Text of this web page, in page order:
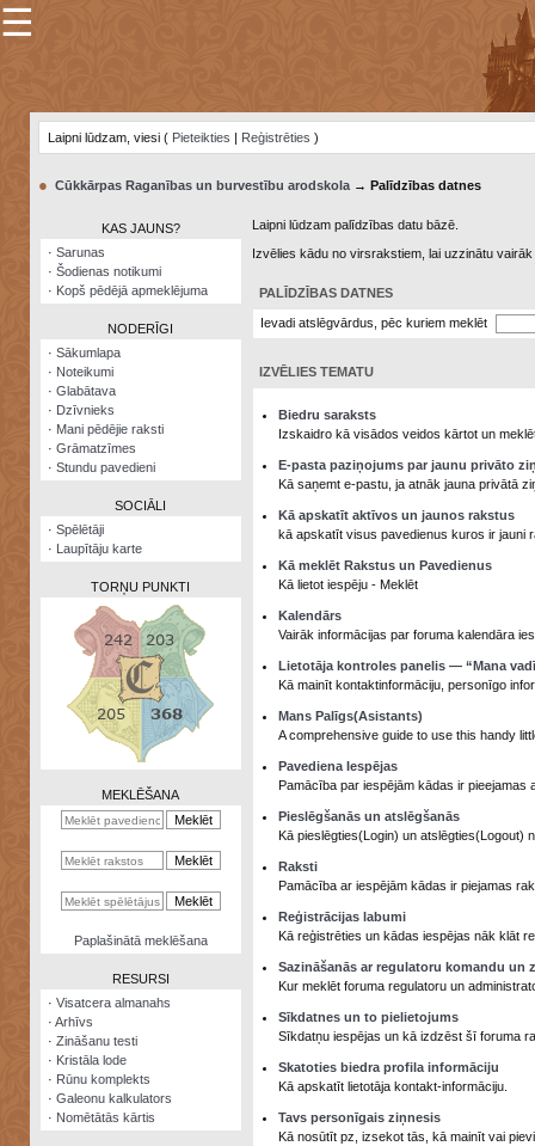
×
Šodienas
notikumi
Visatcera
almanahs
Arhīvs
Zināšanu
kalkulators
Nomētātās
☰
Laipni lūdzam, viesi ( Pieteikties | Reģistrēties )
● Cūkkārpas Raganības un burvestību arodskola→ Palīdzības datnes
KAS JAUNS?
· Sarunas
· Šodienas notikumi
· Kopš pēdējā apmeklējuma
NODERĪGI
· Sākumlapa
· Noteikumi
· Glabātava
· Dzīvnieks
· Mani pēdējie raksti
· Grāmatzīmes
· Stundu pavedieni
SOCIĀLI
· Spēlētāji
· Laupītāju karte
TORŅU PUNKTI
MEKLĒŠANA
Paplašinātā meklēšana
RESURSI
· Visatcera almanahs
· Arhīvs
· Zināšanu testi
· Kristāla lode
· Rūnu komplekts
· Galeonu kalkulators
· Nomētātās kārtis
Laipni lūdzam palīdzības datu bāzē.
Izvēlies kādu no virsrakstiem, lai uzzinātu
PALĪDZĪBAS DATNES
Ievadi atslēgvārdus, pēc kuriem meklēt
IZVĒLIES TEMATU
Biedru saraksts
Izskaidro kā visādos veidos kārtot un
E-pasta paziņojums par jaunu privāto
Kā saņemt e-pastu, ja atnāk jauna privātā
Kā apskatīt aktīvos un jaunos rakstus
kā apskatīt visus pavedienus kuros ir jauni
Kā meklēt Rakstus un Pavedienus
Kā lietot iespēju - Meklēt
Kalendārs
Vairāk informācijas par foruma kalendāra
Lietotāja kontroles panelis — “Mana
Kā mainīt kontaktinformāciju, personīgo
Mans Palīgs(Asistants)
A comprehensive guide to use this handy
Pavediena Iespējas
Pamācība par iespējām kādas ir pieejamas
Pieslēgšanās un atslēgšanās
Kā pieslēgties(Login) un atslēgties(Logout)
Raksti
Pamācība ar iespējām kādas ir piejamas
Reģistrācijas labumi
Kā reģistrēties un kādas iespējas nāk klāt
Sazināšanās ar regulatoru komandu un
Kur meklēt foruma regulatoru un
Sīkdatnes un to pielietojums
Sīkdatņu iespējas un kā izdzēst šī foruma
Skatoties biedra profila informāciju
Kā apskatīt lietotāja kontakt-informāciju.
Tavs personīgais ziņnesis
Kā nosūtīt pz, izsekot tās, kā mainīt vai